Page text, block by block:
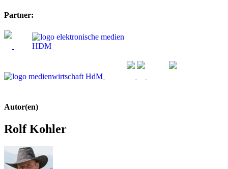
Partner:
Autor(en)
Rolf Kohler